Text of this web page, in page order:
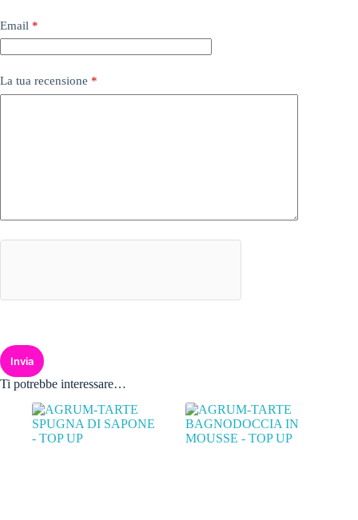
Email *
La tua recensione *
Invia
Ti potrebbe interessare…